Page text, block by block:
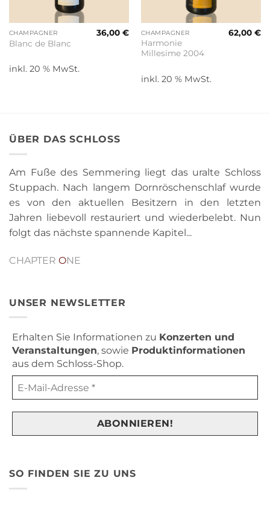
CHAMPAGNER
Blanc de Blanc
36,00€
inkl. 20 % MwSt.
CHAMPAGNER
Harmonie
Millesime 2004
62,00€
inkl. 20 % MwSt.
ÜBER DAS SCHLOSS
Am Fuße des Semmering liegt das uralte Schloss
Stuppach. Nach langem Dornröschenschlaf wurde
es von den aktuellen Besitzern in den letzten
Jahren liebevoll restauriert und wiederbelebt. Nun
folgt das nächste spannende Kapitel...
CHAPTER ONE
UNSER NEWSLETTER
Erhalten Sie Informationen zu Konzerten und
Veranstaltungen, sowie Produktinformationen
aus dem Schloss-Shop.
SO FINDEN SIE ZU UNS